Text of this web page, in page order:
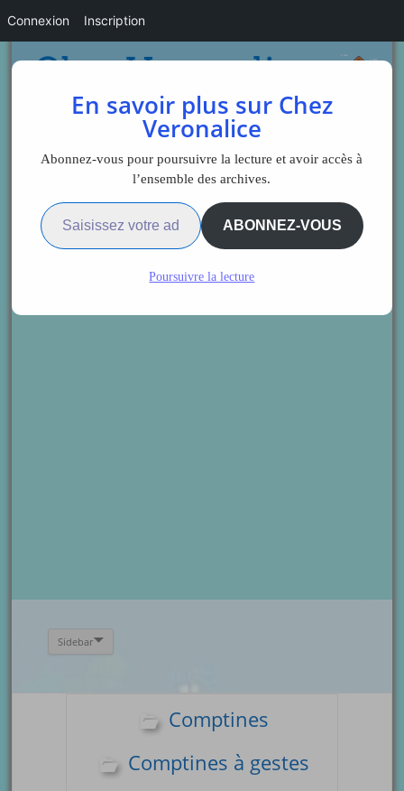
Sidebar
Comptines
Comptines à gestes
En savoir plus sur Chez
Veronalice
Abonnez-vous pour poursuivre la lecture et avoir accès à
l’ensemble des archives.
Saisissez votre adresse e-mail…
ABONNEZ-VOUS
Poursuivre la lecture
Connexion Inscription